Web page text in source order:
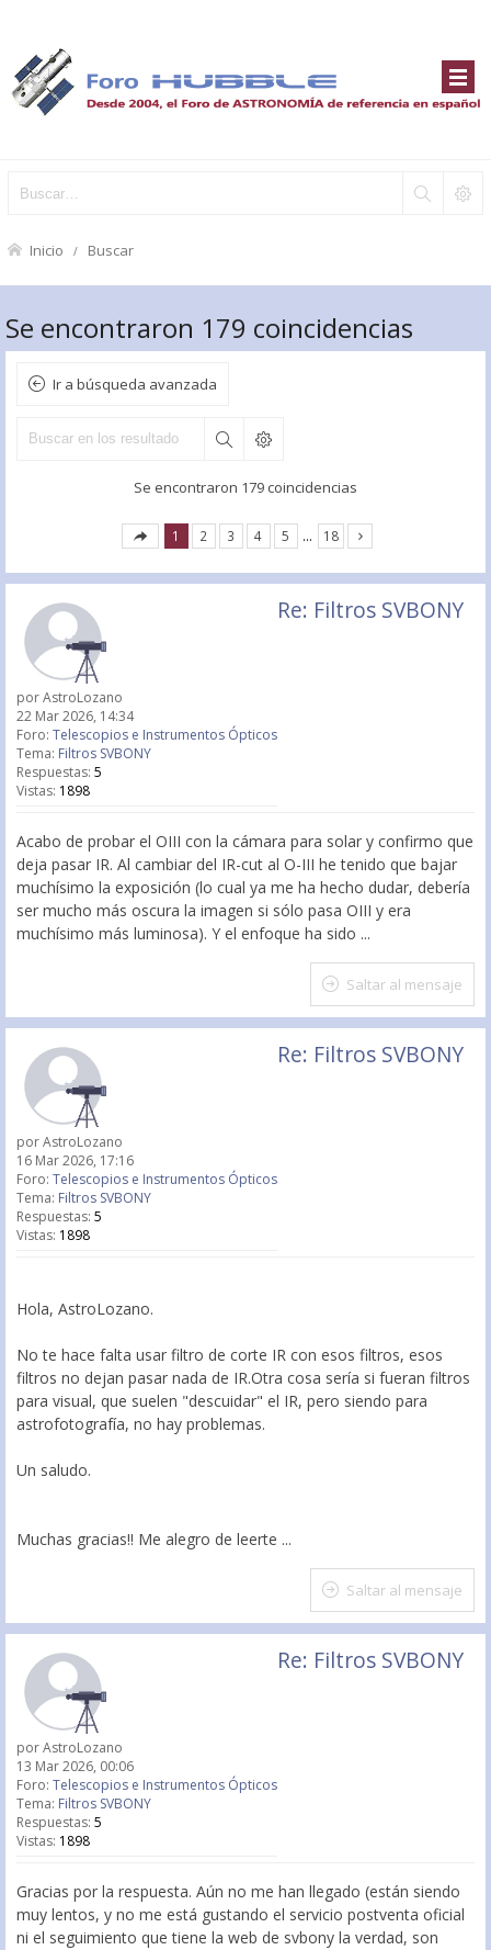
Inicio Buscar
Se encontraron 179 coincidencias
Ir a búsqueda avanzada
Se encontraron 179 coincidencias
1 2 3 4 5 … 18
porAstroLozano
22 Mar 2026, 14:34
Foro: Telescopios e Instrumentos Ópticos
Tema: Filtros SVBONY
Respuestas: 5
Vistas: 1898
Re: Filtros SVBONY
Acabo de probar el OIII con la cámara para solar y confirmo que
deja pasar IR. Al cambiar del IR-cut al O-III he tenido que bajar
muchísimo la exposición (lo cual ya me ha hecho dudar, debería
ser mucho más oscura la imagen si sólo pasa OIII y era
muchísimo más luminosa). Y el enfoque ha sido ...
Saltar al mensaje
porAstroLozano
16 Mar 2026, 17:16
Foro: Telescopios e Instrumentos Ópticos
Tema: Filtros SVBONY
Respuestas: 5
Vistas: 1898
Re: Filtros SVBONY
Hola, AstroLozano.
No te hace falta usar filtro de corte IR con esos filtros, esos
filtros no dejan pasar nada de IR.Otra cosa sería si fueran filtros
para visual, que suelen "descuidar" el IR, pero siendo para
astrofotografía, no hay problemas.
Un saludo.
Muchas gracias!! Me alegro de leerte ...
Saltar al mensaje
porAstroLozano
13 Mar 2026, 00:06
Foro: Telescopios e Instrumentos Ópticos
Tema: Filtros SVBONY
Respuestas: 5
Vistas: 1898
Re: Filtros SVBONY
Gracias por la respuesta. Aún no me han llegado (están siendo
muy lentos, y no me está gustando el servicio postventa oficial
ni el seguimiento que tiene la web de svbony la verdad, son